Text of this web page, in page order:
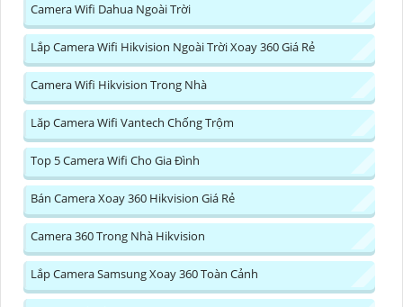
Camera Wifi Dahua Ngoài Trời
Lắp Camera Wifi Hikvision Ngoài Trời Xoay 360 Giá Rẻ
Camera Wifi Hikvision Trong Nhà
Lăp Camera Wifi Vantech Chống Trộm
Top 5 Camera Wifi Cho Gia Đình
Bán Camera Xoay 360 Hikvision Giá Rẻ
Camera 360 Trong Nhà Hikvision
Lắp Camera Samsung Xoay 360 Toàn Cảnh